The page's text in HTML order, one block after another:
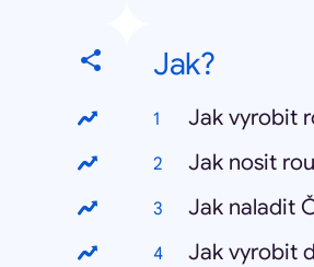
Jak?
Jak vyrobit
Jak nosit
Jak naladit
Jak vyrobit